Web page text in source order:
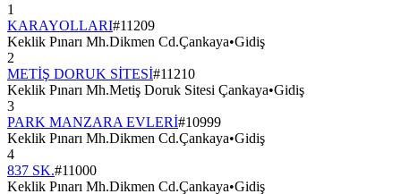
1
KARAYOLLARI#11209
Keklik Pınarı Mh.Dikmen Cd.Çankaya•Gidiş
2
METİŞ DORUK SİTESİ#11210
Keklik Pınarı Mh.Metiş Doruk Sitesi Çankaya•Gidiş
3
PARK MANZARA EVLERİ#10999
Keklik Pınarı Mh.Dikmen Cd.Çankaya•Gidiş
4
837 SK.#11000
Keklik Pınarı Mh.Dikmen Cd.Çankaya•Gidiş